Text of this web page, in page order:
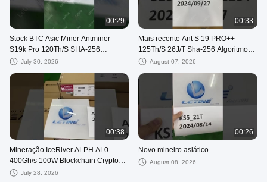
00:29
Stock BTC Asic Miner Antminer
S19k Pro 120Th/S SHA-256
Máquina de Mineração de Bitocina
July 30, 2026
00:33
Mais recente Ant S 19 PRO++
125Th/S 26J/T Sha-256 Algoritmo
máquina BTC
August 07, 2026
00:38
Mineração IceRiver ALPH AL0
400Gh/s 100W Blockchain Crypto
Asic Miner
July 28, 2026
00:26
Novo mineiro asiático
August 08, 2026